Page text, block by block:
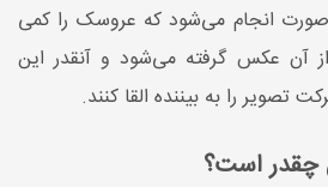
انجام می‌شود که عروسک را کمی
عکس گرفته می‌شود و آنقدر این
تصویر را به بیننده القا کنند.
است؟